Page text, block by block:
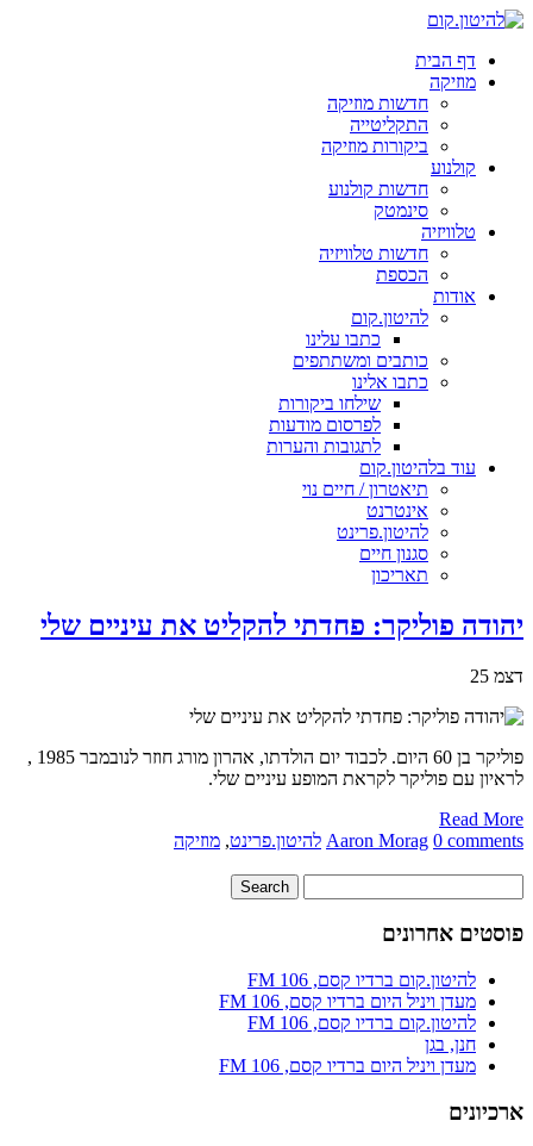
דף הבית
מוזיקה
חדשות מוזיקה
התקליטייה
ביקורות מוזיקה
קולנוע
חדשות קולנוע
סינמטק
טלוויזיה
חדשות טלוויזיה
הכספת
אודות
להיטון.קום
כתבו עלינו
כותבים ומשתתפים
כתבו אלינו
שילחו ביקורות
לפרסום מודעות
לתגובות והערות
עוד בלהיטון.קום
תיאטרון / חיים נוי
אינטרנט
להיטון.פרינט
סגנון חיים
תאריכון
יהודה פוליקר: פחדתי להקליט את עיניים שלי
דצמ 25
פוליקר בן 60 היום. לכבוד יום הולדתו, אהרון מורג חוזר לנובמבר 1985 ,
לראיון עם פוליקר לקראת המופע עיניים שלי.
Read More
Aaron Morag 0 comments להיטון.פרינט, מוזיקה
פוסטים אחרונים
להיטון.קום ברדיו קסם, 106 FM
מעדן ויניל היום ברדיו קסם, 106 FM
להיטון.קום ברדיו קסם, 106 FM
חנן, בגן
מעדן ויניל היום ברדיו קסם, 106 FM
ארכיונים